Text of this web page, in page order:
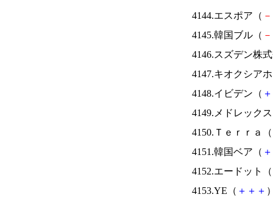
4144.エスポア（ －
4145.韓国ブル（ －
4146.スズデン株
4147.キオクシア
4148.イビデン（ ＋
4149.メドレック
4150.Ｔｅｒｒａ（
4151.韓国ベア（ ＋
4152.エードット（
4153.YE（ ＋ ＋ ＋